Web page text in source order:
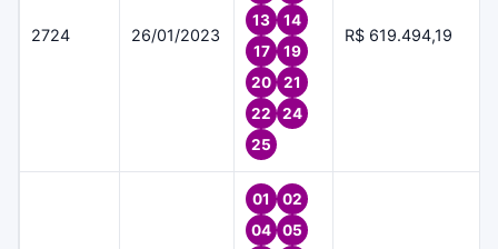
2724 26/01/2023
13
14
17
19
20
21
22
24
25
R$ 619.494,19
01
02
04
05